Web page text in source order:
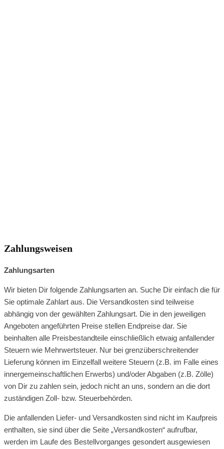
Zahlungsweisen
Zahlungsarten
Wir bieten Dir folgende Zahlungsarten an. Suche Dir einfach die für
Sie optimale Zahlart aus. Die Versandkosten sind teilweise
abhängig von der gewählten Zahlungsart. Die in den jeweiligen
Angeboten angeführten Preise stellen Endpreise dar. Sie
beinhalten alle Preisbestandteile einschließlich etwaig anfallender
Steuern wie Mehrwertsteuer. Nur bei grenzüberschreitender
Lieferung können im Einzelfall weitere Steuern (z.B. im Falle eines
innergemeinschaftlichen Erwerbs) und/oder Abgaben (z.B. Zölle)
von Dir zu zahlen sein, jedoch nicht an uns, sondern an die dort
zuständigen Zoll- bzw. Steuerbehörden.
Die anfallenden Liefer- und Versandkosten sind nicht im Kaufpreis
enthalten, sie sind über die Seite „Versandkosten“ aufrufbar,
werden im Laufe des Bestellvorganges gesondert ausgewiesen